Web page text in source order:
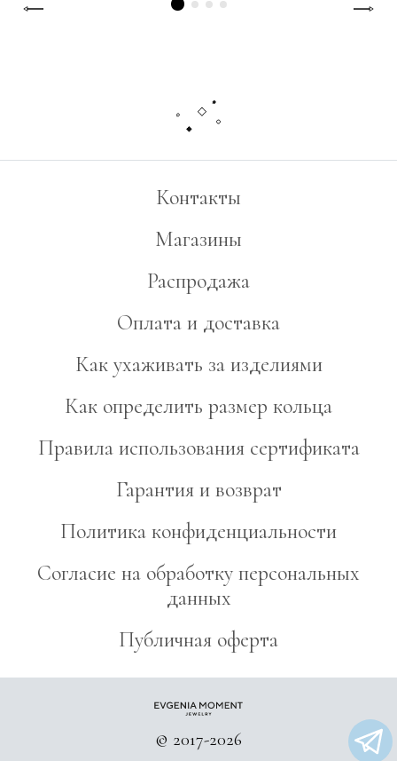
Контакты
Магазины
Распродажа
Оплата и доставка
Как ухаживать за изделиями
Как определить размер кольца
Правила использования сертификата
Гарантия и возврат
Политика конфиденциальности
Согласие на обработку персональных
данных
Публичная оферта
© 2017-2026